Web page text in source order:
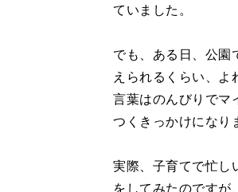
ていました。
でも、ある日、公園
えられるくらい、
言葉はのんびりでマ
つくきっかけになり
実際、子育てで忙し
をしてみたのですが